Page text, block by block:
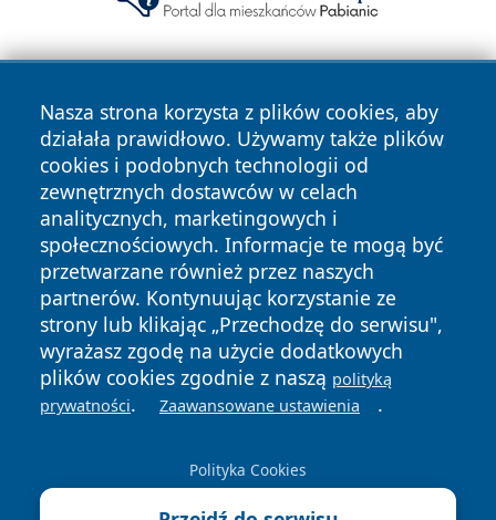
Nasza strona korzysta z plików cookies, aby
działała prawidłowo. Używamy także plików
cookies i podobnych technologii od
zewnętrznych dostawców w celach
analitycznych, marketingowych i
społecznościowych. Informacje te mogą być
przetwarzane również przez naszych
partnerów. Kontynuując korzystanie ze
strony lub klikając „Przechodzę do serwisu",
wyrażasz zgodę na użycie dodatkowych
plików cookies zgodnie z naszą polityką
prywatności. Zaawansowane ustawienia .
Polityka Cookies
Copyright © 2026 faktywroclaw.pl Wszystkie prawa
zastrzeżone.
News Autorzy
Polityka
Prywatności
Polityka
Cookies